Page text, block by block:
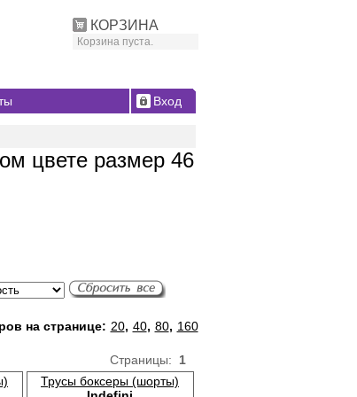
КОРЗИНА
Корзина пуста.
Вход
цвете размер 46
на странице: 20, 40, 80, 160
Страницы: 1
Трусы боксеры (шорты)